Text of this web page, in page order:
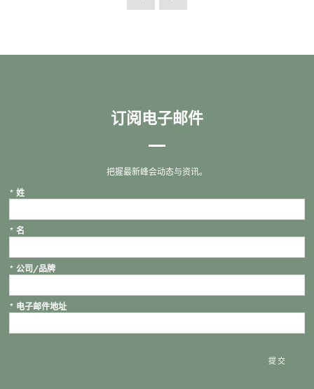
订阅电子邮件
把握最新峰会动态与资讯。
* 姓
* 名
* 公司/品牌
* 电子邮件地址
提交